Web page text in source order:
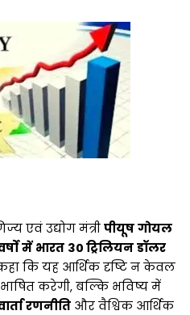
एवं उद्योग मंत्री पीयूष गोयल
में भारत 30 ट्रिलियन डॉलर
कि यह आर्थिक दृष्टि न केवल
करेगी, बल्कि भविष्य में
रणनीति और वैश्विक आर्थिक